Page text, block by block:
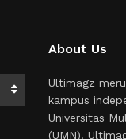
About Us
Ultimagz
kampus
Universitas
(UMN).